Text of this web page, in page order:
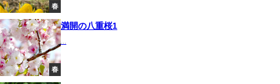
春
春
満開の八重桜1
...